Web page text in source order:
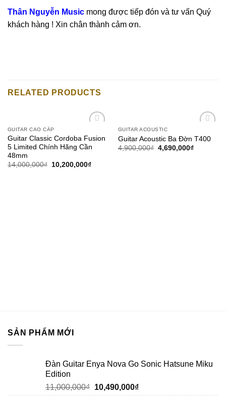
Thân Nguyễn Music mong được tiếp đón và tư vấn Quý
khách hàng ! Xin chân thành cảm ơn.
RELATED PRODUCTS
wishlist
GUITAR CAO CẤP
Guitar Classic Cordoba Fusion
5 Limited Chính Hãng Cần
48mm
14,000,000₫ 10,200,000₫
wishlist
GUITAR ACOUSTIC
Guitar Acoustic Ba Đờn T400
4,900,000₫ 4,690,000₫
SẢN PHẨM MỚI
Đàn Guitar Enya Nova Go Sonic Hatsune Miku
Edition
11,000,000₫ 10,490,000₫